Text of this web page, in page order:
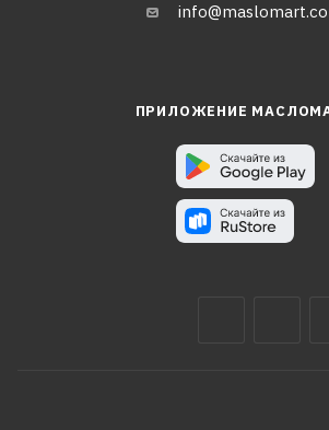
ПРИЛОЖЕНИЕ